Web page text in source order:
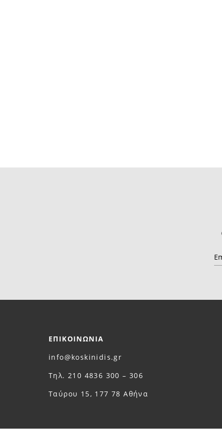
ΕΠΙΚΟΙΝΩΝΙΑ
info@koskinidis.gr
Τηλ. 210 4836 300 – 306
Ταύρου 15, 177 78 Αθήνα